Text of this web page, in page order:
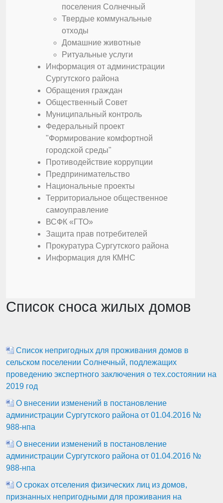
Список сноса жилых домов
Список непригодных для проживания домов в
сельском поселении Солнечный, подлежащих
проведению экспертного заключения о тех.состоянии на
2019 год
О внесении изменений в постановление
администрации Сургутского района от 01.04.2016 №
988-нпа
О внесении изменений в постановление
администрации Сургутского района от 01.04.2016 №
988-нпа
О сроках отселения физических лиц из домов,
признанных непригодными для проживания на
поселения Солнечный
Твердые коммунальные
отходы
Домашние животные
Ритуальные услуги
Информация от администрации
Сургутского района
Обращения граждан
Общественный Совет
Муниципальный контроль
Федеральный проект
"Формирование комфортной
городской среды"
Противодействие коррупции
Предпринимательство
Национальные проекты
Территориальное общественное
самоуправление
ВСФК «ГТО»
Защита прав потребителей
Прокуратура Сургутского района
Информация для КМНС